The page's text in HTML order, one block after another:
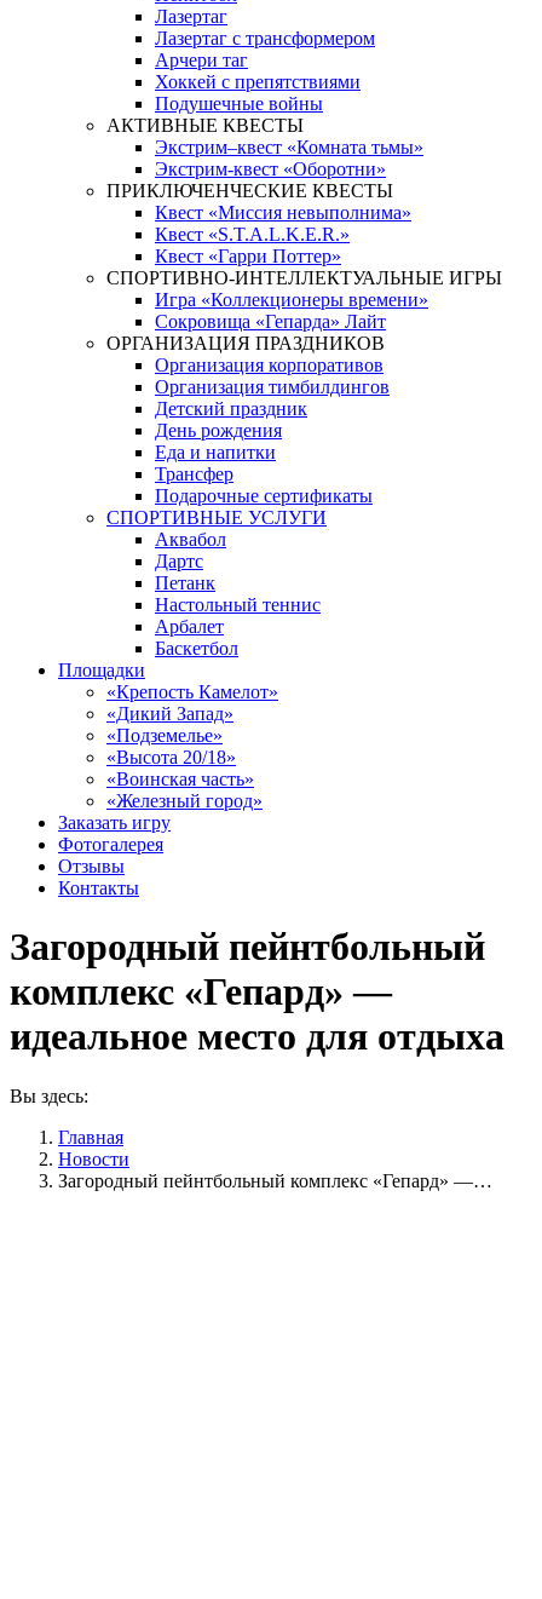
Лазертаг
Лазертаг с трансформером
Арчери таг
Хоккей с препятствиями
Подушечные войны
АКТИВНЫЕ КВЕСТЫ
Экстрим–квест «Комната тьмы»
Экстрим-квест «Оборотни»
ПРИКЛЮЧЕНЧЕСКИЕ КВЕСТЫ
Квест «Миссия невыполнима»
Квест «S.T.A.L.K.E.R.»
Квест «Гарри Поттер»
СПОРТИВНО-ИНТЕЛЛЕКТУАЛЬНЫЕ ИГРЫ
Игра «Коллекционеры времени»
Сокровища «Гепарда» Лайт
ОРГАНИЗАЦИЯ ПРАЗДНИКОВ
Организация корпоративов
Организация тимбилдингов
Детский праздник
День рождения
Еда и напитки
Трансфер
Подарочные сертификаты
СПОРТИВНЫЕ УСЛУГИ
Аквабол
Дартс
Петанк
Настольный теннис
Арбалет
Баскетбол
Площадки
«Крепость Камелот»
«Дикий Запад»
«Подземелье»
«Высота 20/18»
«Воинская часть»
«Железный город»
Заказать игру
Фотогалерея
Отзывы
Контакты
Загородный пейнтбольный
комплекс «Гепард» —
идеальное место для отдыха
Вы здесь:
Главная
Новости
Загородный пейнтбольный комплекс «Гепард» —…